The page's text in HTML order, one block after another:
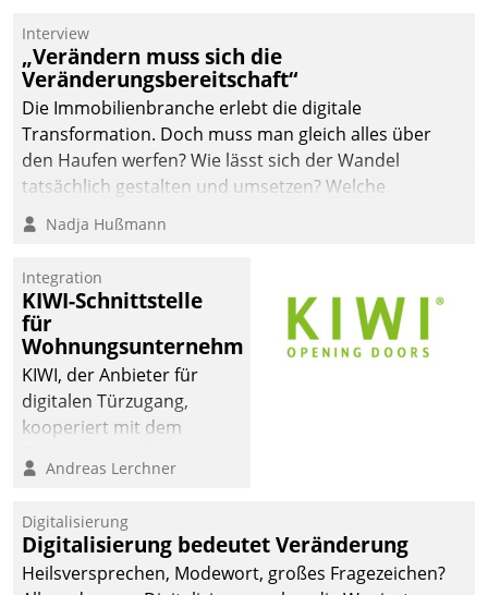
Die monatlichen
Mitteilungen zum
Heizungs- und
Wasserverbrauch gehen
automatisiert, vollständig
und auf Wunsch über
mehrere zuvor
Kommunikationswege bei
Interview
„Verändern muss sich die
Veränderungsbereitschaft“
Die Immobilienbranche erlebt die digitale
Transformation. Doch muss man gleich alles über
den Haufen werfen? Wie lässt sich der Wandel
tatsächlich gestalten und umsetzen? Welche
Argumente zählen wirklich?
Nadja Hußmann
Integration
KIWI-Schnittstelle
für
Wohnungsunternehmen
KIWI, der Anbieter für
digitalen Türzugang,
kooperiert mit dem
Softwareentwicklungshaus
Andreas Lerchner
Digitalisierung
Digitalisierung bedeutet Veränderung
Heilsversprechen, Modewort, großes Fragezeichen?